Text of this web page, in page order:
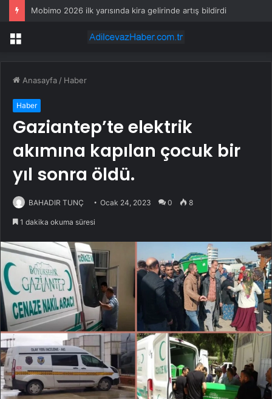
Mobimo 2026 ilk yarısında kira gelirinde artış bildirdi
Menü
Anasayfa / Haber
Haber
Gaziantep’te elektrik
akımına kapılan çocuk bir
yıl sonra öldü.
BAHADIR TUNÇ Ocak 24, 2023 0 8
1 dakika okuma süresi